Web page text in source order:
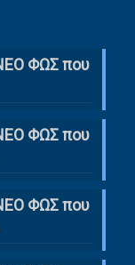
ΦΩΣ που
ΦΩΣ που
ΦΩΣ που